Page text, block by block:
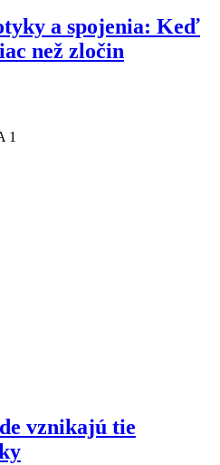
a spojenia: Keď
než zločin
vznikajú tie